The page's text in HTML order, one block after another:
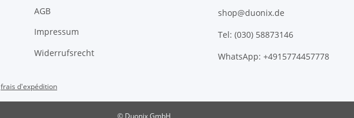
AGB
Impressum
Widerrufsrecht
shop@duonix.de
Tel: (030) 58873146
WhatsApp: +4915774457778
frais d'expédition
© Duonix GmbH